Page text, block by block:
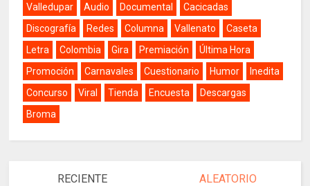
Valledupar
Audio Documental
Cacicadas
Discografía
Redes Columna Vallenato
Caseta
Letra
Colombia Gira Premiación
Última Hora
Promoción
Carnavales Cuestionario Humor
Inedita
Concurso
Viral Tienda Encuesta
Descargas
Broma
RECIENTE ALEATORIO